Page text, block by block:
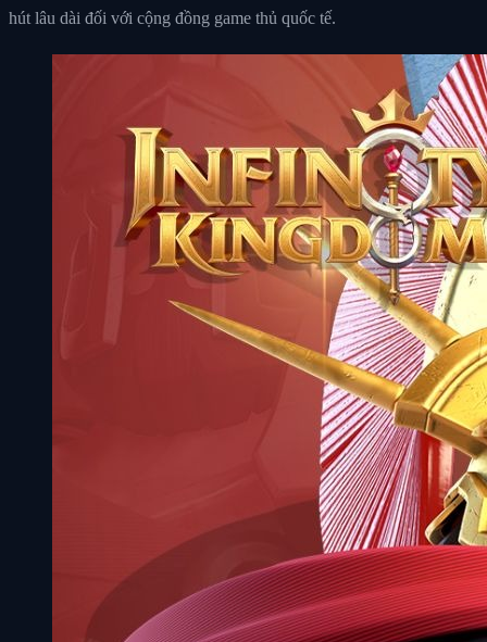
hút lâu dài đối với cộng đồng game thủ quốc tế.